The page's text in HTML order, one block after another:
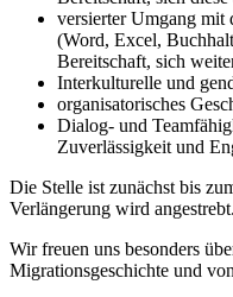
versierter Umgang mit
(Word, Excel,
Bereitschaft, sich
Interkulturelle und
organisatorisches
Dialog- und
Zuverlässigkeit und
Die Stelle ist zunächst bis
Verlängerung wird angestrebt.
Wir freuen uns besonders
Migrationsgeschichte und